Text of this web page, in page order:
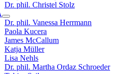
Dr. phil. Christel Stolz
Dr. phil. Vanessa Herrmann
Paola Kucera
James McCallum
Katja Müller
Lisa Nehls
Dr. phil. Martha Ordaz Schroeder